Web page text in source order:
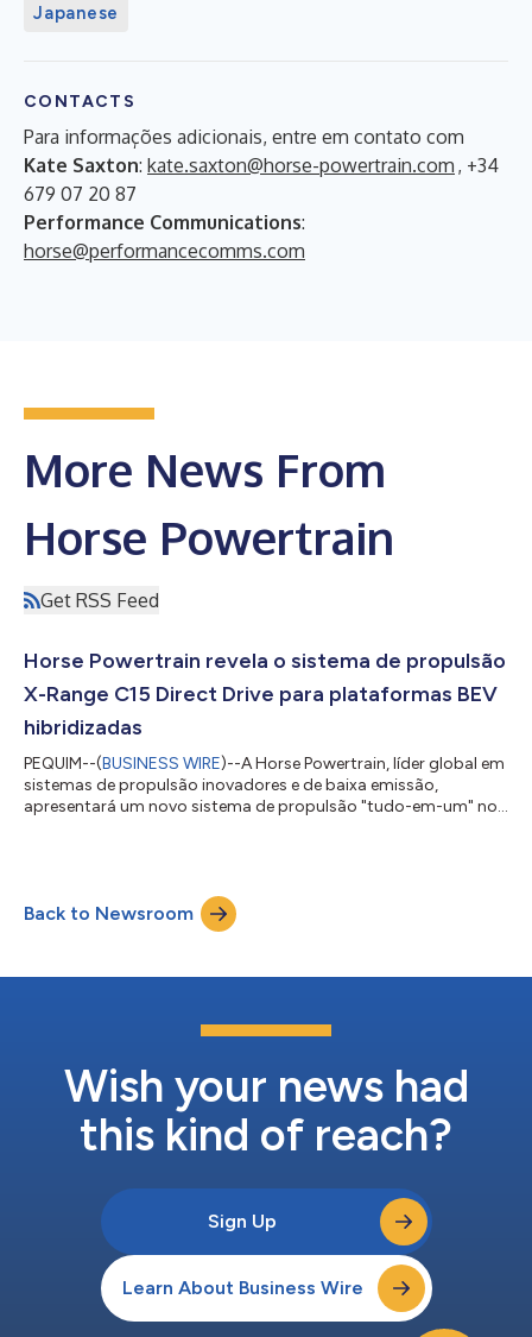
Japanese
CONTACTS
Para informações adicionais, entre em contato com
Kate Saxton: kate.saxton@horse-powertrain.com , +34
679 07 20 87
Performance Communications:
horse@performancecomms.com
More News From
Horse Powertrain
Get RSS Feed
Horse Powertrain revela o sistema de propulsão
X-Range C15 Direct Drive para plataformas BEV
hibridizadas
PEQUIM--(BUSINESS WIRE)--A Horse Powertrain, líder global em
sistemas de propulsão inovadores e de baixa emissão,
apresentará um novo sistema de propulsão "tudo-em-um" no
de 4 cilindros, transmissão, eletrônica de potência e um motor
elétrico – em uma única unidade compacta com uma carcaça
compartilhada, projetada para m...
Back to Newsroom
Wish your news had
this kind of reach?
Sign Up
Learn About Business Wire